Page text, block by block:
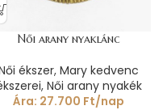
Női arany nyaklánc
ékszer, Mary kedvenc
, Női arany nyakék
Ára: 27.700 Ft/nap